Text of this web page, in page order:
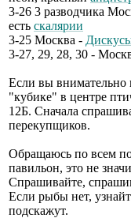
3-26 3 разводчика
есть скалярии
3-25 Москва -
3-27, 29, 28, 30 -
Если вы
"кубике" в центре
12Б. Сначала
перекупщиков.
Обращаюсь по всем
павильон, это не
Спрашивайте,
Если рыбы нет,
подскажут.